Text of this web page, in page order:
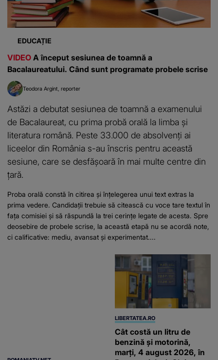
Teodora Argint reporter
Astăzi a debutat sesiunea de toamnă a examenului
de Bacalaureat, cu prima probă orală la limba și
literatura română. Peste 33.000 de absolvenți ai
liceelor din România s-au înscris pentru această
sesiune, care se desfășoară în mai multe centre din
țară.
Proba orală constă în citirea și înțelegerea unui text extras la
prima vedere. Candidații trebuie să citească cu voce tare textul în
fața comisiei și să răspundă la trei cerințe legate de acesta. Spre
deosebire de probele scrise, la această etapă nu se acordă note,
ci calificative: mediu, avansat și experimentat....
ROMANIATV.NET LIBERTATEA.RO
Cât costă un litru de
benzină și motorină,
marți, 4 august 2026, în
București, Iași, Cluj-
Napoca, Timișoara și
Constanța